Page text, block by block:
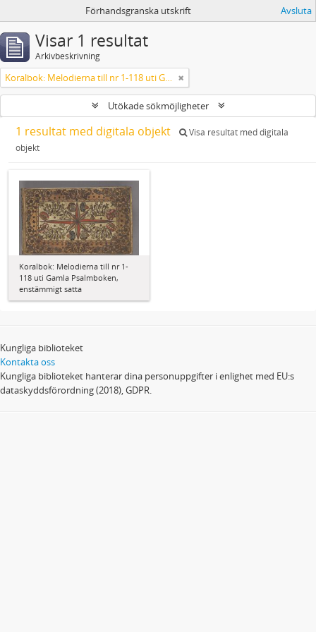
Förhandsgranska utskrift Avsluta
Visar 1 resultat
Arkivbeskrivning
Koralbok: Melodierna till nr 1-118 uti Gamla Psalmboken, enstämmigt satta
Utökade sökmöjligheter
1 resultat med digitala objekt
Visa resultat med digitala
objekt
Koralbok: Melodierna till nr 1-
118 uti Gamla Psalmboken,
enstämmigt satta
Kungliga biblioteket
Kontakta oss
Kungliga biblioteket hanterar dina personuppgifter i enlighet med EU:s
dataskyddsförordning (2018), GDPR.